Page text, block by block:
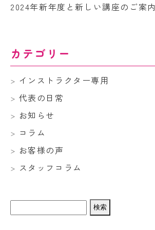
2024年新年度と新しい講座のご案内
カテゴリー
インストラクター専用
代表の日常
お知らせ
コラム
お客様の声
スタッフコラム
検
索: